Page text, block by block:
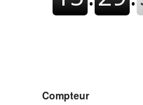
Compteur